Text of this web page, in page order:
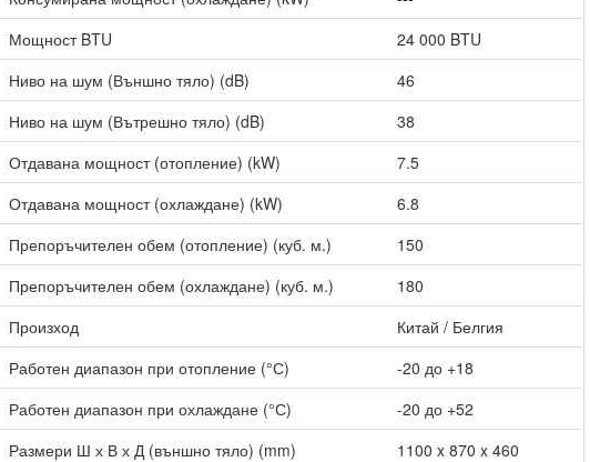
Мощност BTU
24 000 BTU
Ниво на шум (Външно тяло) (dB)
46
Ниво на шум (Вътрешно тяло) (dB)
38
Отдавана мощност (отопление) (kW)
7.5
Отдавана мощност (охлаждане) (kW)
6.8
Препоръчителен обем (отопление) (куб. м.)
150
Препоръчителен обем (охлаждане) (куб. м.)
180
Произход
Китай / Белгия
Работен диапазон при отопление (°С)
-20 до +18
Работен диапазон при охлаждане (°С)
-20 до +52
Размери Ш х В х Д (външно тяло) (mm)
1100 x 870 x 460